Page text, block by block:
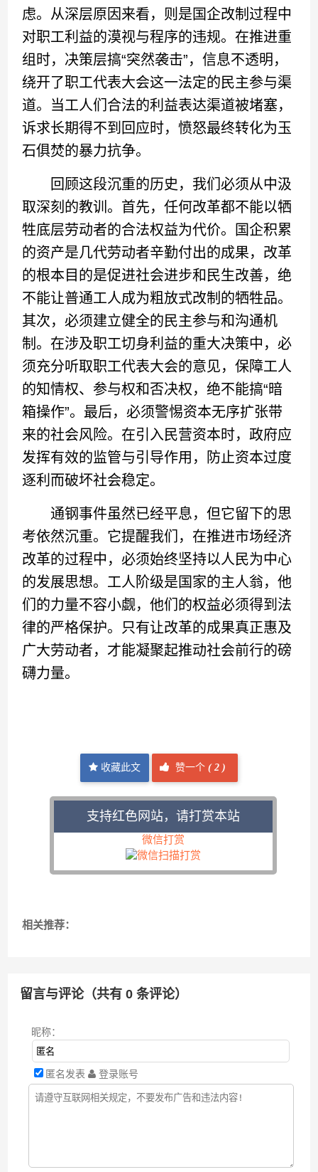
虑。从深层原因来看，则是国企改制过程中
对职工利益的漠视与程序的违规。在推进重
组时，决策层搞“突然袭击”，信息不透明，
绕开了职工代表大会这一法定的民主参与渠
道。当工人们合法的利益表达渠道被堵塞，
诉求长期得不到回应时，愤怒最终转化为玉
石俱焚的暴力抗争。
回顾这段沉重的历史，我们必须从中汲
取深刻的教训。首先，任何改革都不能以牺
牲底层劳动者的合法权益为代价。国企积累
的资产是几代劳动者辛勤付出的成果，改革
的根本目的是促进社会进步和民生改善，绝
不能让普通工人成为粗放式改制的牺牲品。
其次，必须建立健全的民主参与和沟通机
制。在涉及职工切身利益的重大决策中，必
须充分听取职工代表大会的意见，保障工人
的知情权、参与权和否决权，绝不能搞“暗
箱操作”。最后，必须警惕资本无序扩张带
来的社会风险。在引入民营资本时，政府应
发挥有效的监管与引导作用，防止资本过度
逐利而破坏社会稳定。
通钢事件虽然已经平息，但它留下的思
考依然沉重。它提醒我们，在推进市场经济
改革的过程中，必须始终坚持以人民为中心
的发展思想。工人阶级是国家的主人翁，他
们的力量不容小觑，他们的权益必须得到法
律的严格保护。只有让改革的成果真正惠及
广大劳动者，才能凝聚起推动社会前行的磅
礴力量。
收藏此文 赞一个 (2 )
支持红色网站，请打赏本站
微信打赏
相关推荐：
留言与评论（共有0 条评论）
昵称：
匿名发表 登录账号